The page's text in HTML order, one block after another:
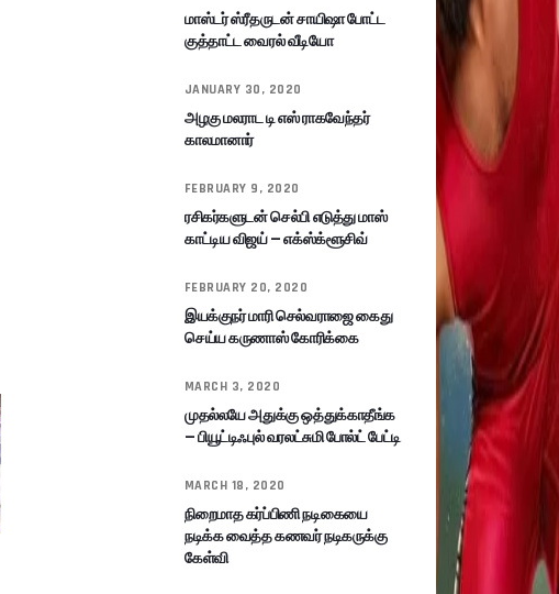
மாஸ்டர் ஸ்ரீதருடன் சாயிஷா போட்ட
குத்தாட்ட வைரல் வீடியோ
JANUARY 30, 2020
அழகு மலராட டி எஸ் ராகவேந்தர்
காலமானார்
FEBRUARY 9, 2020
ரசிகர்களுடன் செல்பி எடுத்து மாஸ்
காட்டிய விஜய் – எக்ஸ்க்ளூசிவ்
FEBRUARY 20, 2020
இயக்குநர் மாரி செல்வராஜை கைது
செய்ய கருணாஸ் கோரிக்கை
MARCH 3, 2020
முதல்லயே அதுக்கு ஒத்துக்காதீங்க
– பியூட்டிஃபுல் வரலட்சுமி போல்ட் பேட்டி
MARCH 18, 2020
நிறைமாத கர்ப்பிணி நடிகையை
நடிக்க வைத்த கணவர் நடிகருக்கு
கேள்வி